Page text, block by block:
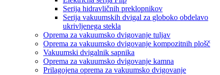
Serija hidravličnih preklopnikov
Serija vakuumskih dvigal za globoko obdelavo
ukrivljenega stekla
Oprema za vakuumsko dvigovanje tuljav
Oprema za vakuumsko dvigovanje kompozitnih plošč
Vakuumski dvigalnik sapnika
Oprema za vakuumsko dvigovanje kamna
Prilagojena oprema za vakuumsko dvigovanje